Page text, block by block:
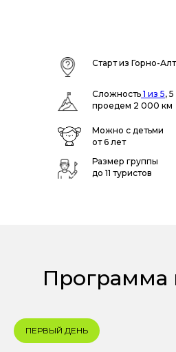
Старт из Горно-
Сложность 1 из 5,
проедем 2 000 км
Размер группы
до 11 туристов
Можно с детьми
от 6 лет
Программа
ПЕРВЫЙ ДЕНЬ